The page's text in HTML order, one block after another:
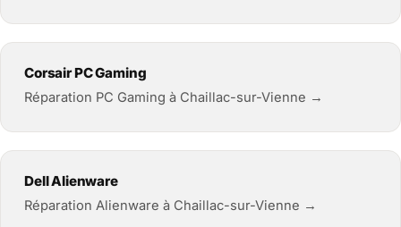
Corsair PC Gaming
Réparation PC Gaming à Chaillac-sur-Vienne →
Dell Alienware
Réparation Alienware à Chaillac-sur-Vienne →